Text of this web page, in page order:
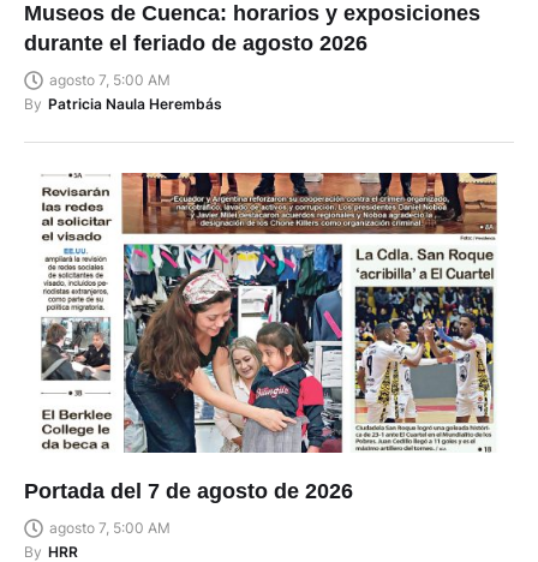
Museos de Cuenca: horarios y exposiciones
durante el feriado de agosto 2026
agosto 7, 5:00 AM
By Patricia Naula Herembás
Portada del 7 de agosto de 2026
agosto 7, 5:00 AM
By HRR